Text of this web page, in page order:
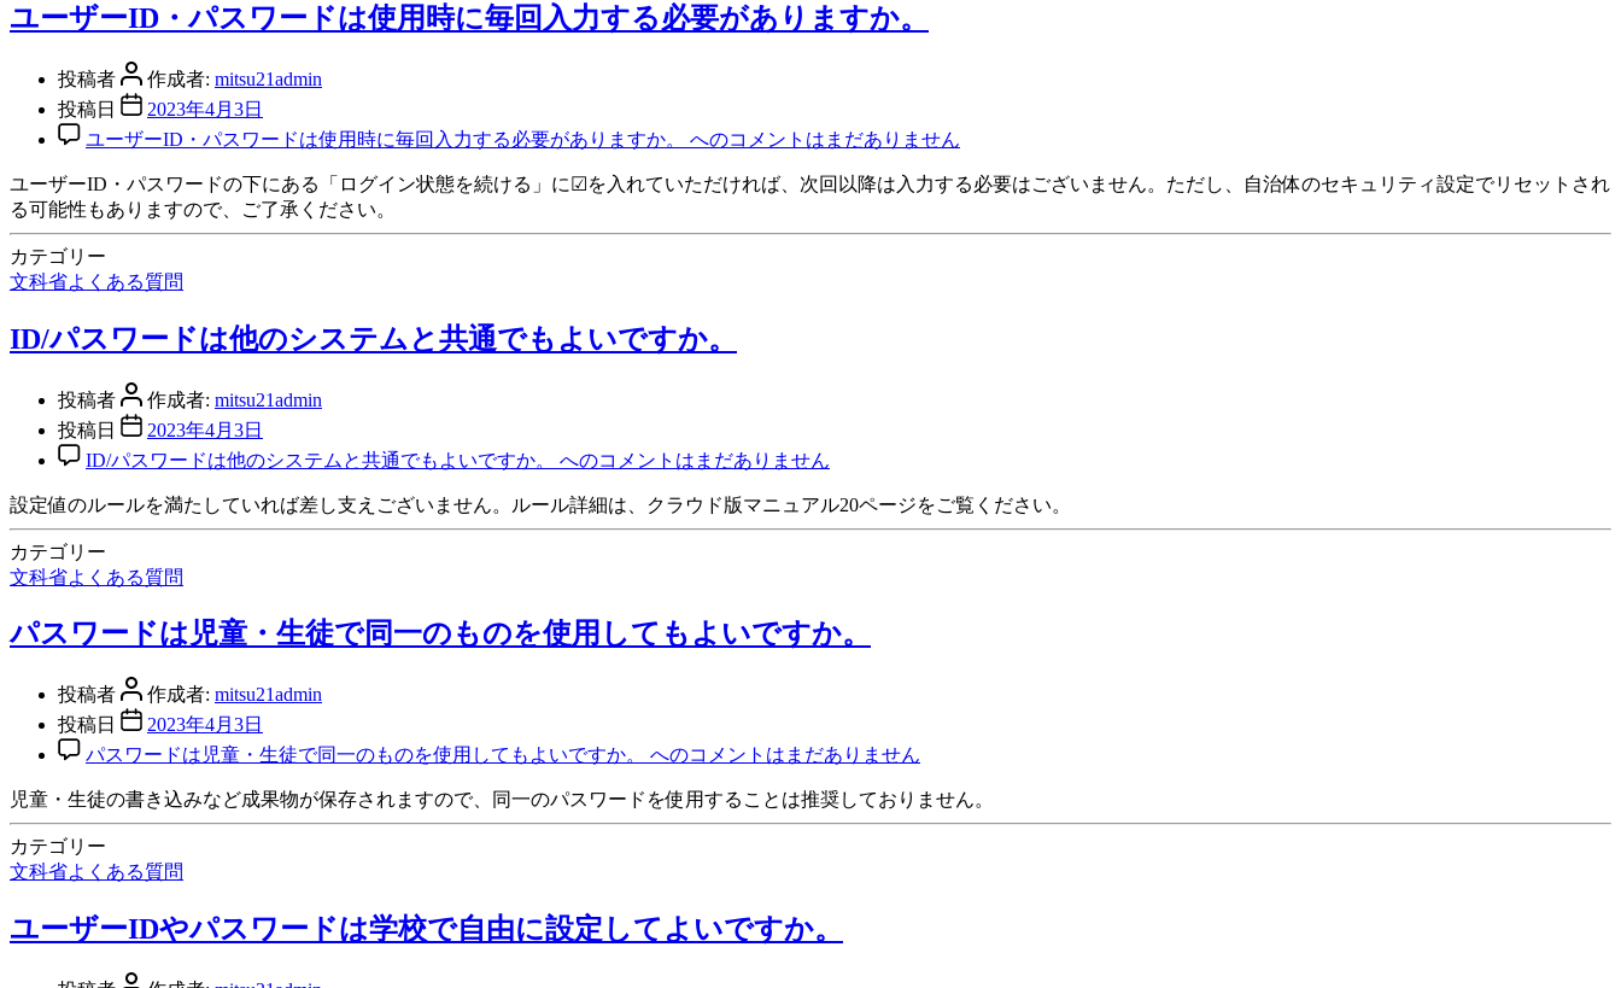
ユーザーID・パスワードは使用時に毎回入力する必要がありますか。
投稿者 作成者: mitsu21admin
投稿日
2023年4月3日
ユーザーID・パスワードは使用時に毎回入力する必要がありますか。 へのコメントはまだありません
ユーザーID・パスワードの下にある「ログイン状態を続ける」に☑を入れていただければ、次回以降は入力する必要はございません。ただし、自治体のセキュリティ設定でリセットされ
る可能性もありますので、ご了承ください。
カテゴリー
文科省よくある質問
ID/パスワードは他のシステムと共通でもよいですか。
投稿者 作成者: mitsu21admin
投稿日
2023年4月3日
ID/パスワードは他のシステムと共通でもよいですか。 へのコメントはまだありません
設定値のルールを満たしていれば差し支えございません。ルール詳細は、クラウド版マニュアル20ページをご覧ください。
カテゴリー
文科省よくある質問
パスワードは児童・生徒で同一のものを使用してもよいですか。
投稿者 作成者: mitsu21admin
投稿日
2023年4月3日
パスワードは児童・生徒で同一のものを使用してもよいですか。 へのコメントはまだありません
児童・生徒の書き込みなど成果物が保存されますので、同一のパスワードを使用することは推奨しておりません。
カテゴリー
文科省よくある質問
ユーザーIDやパスワードは学校で自由に設定してよいですか。